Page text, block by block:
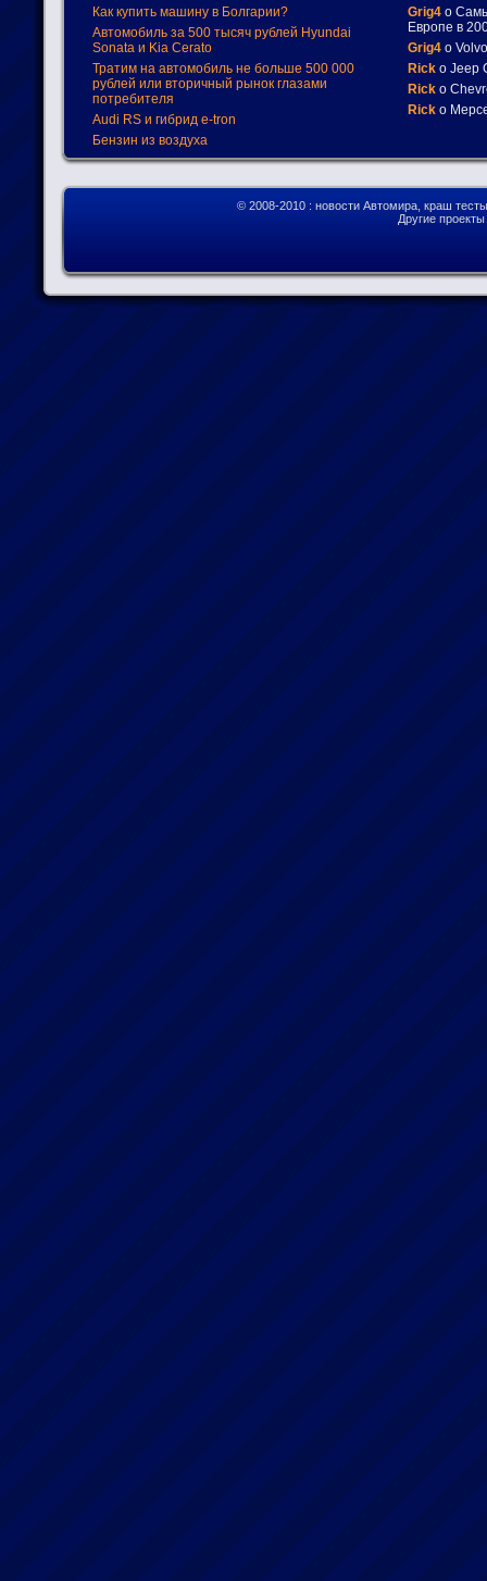
Как купить машину в Болгарии?
Автомобиль за 500 тысяч рублей Hyundai
Sonata и Kia Cerato
Тратим на автомобиль не больше 500 000
рублей или вторичный рынок глазами
потребителя
Audi RS и гибрид e-tron
Бензин из воздуха
Grig4 о
Европе в
Grig4 о
Rick о Jeep
Rick о
Rick о
© 2008-2010 : новости Автомира, краш
Другие проекты